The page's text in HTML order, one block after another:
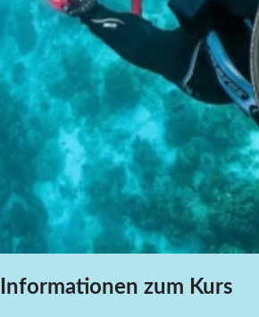
Informationen zum Kurs